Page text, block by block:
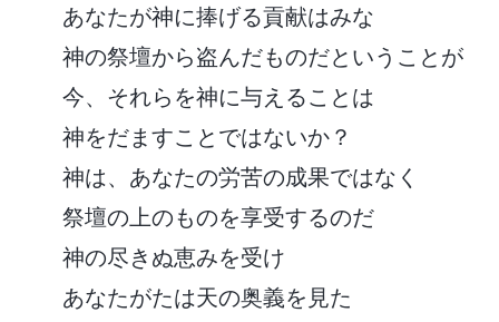
あなたが神に捧げる貢献はみな
神の祭壇から盗んだものだということが
今、それらを神に与えることは
神をだますことではないか？
神は、あなたの労苦の成果ではなく
祭壇の上のものを享受するのだ
神の尽きぬ恵みを受け
あなたがたは天の奥義を見た